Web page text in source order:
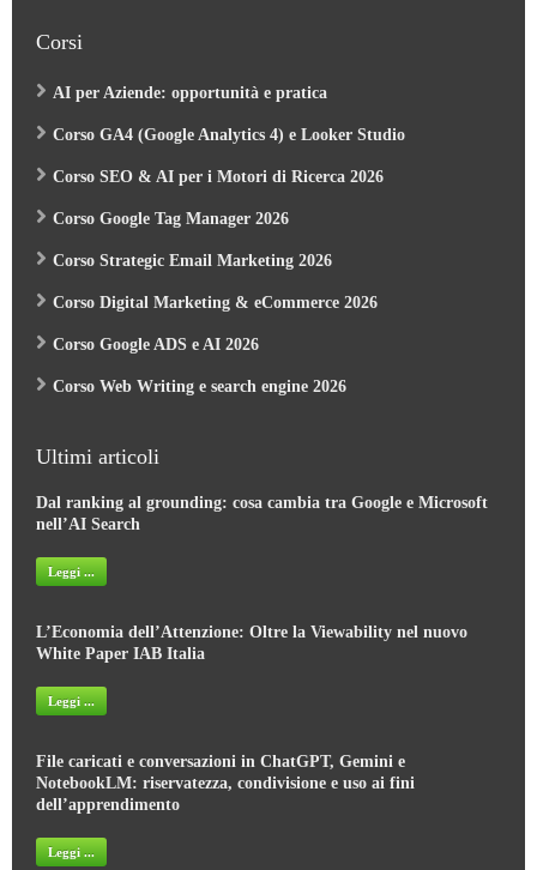
Corsi
AI per Aziende: opportunità e pratica
Corso GA4 (Google Analytics 4) e Looker Studio
Corso SEO & AI per i Motori di Ricerca 2026
Corso Google Tag Manager 2026
Corso Strategic Email Marketing 2026
Corso Digital Marketing & eCommerce 2026
Corso Google ADS e AI 2026
Corso Web Writing e search engine 2026
Ultimi articoli
Dal ranking al grounding: cosa cambia tra Google e Microsoft
nell’AI Search
Leggi ...
L’Economia dell’Attenzione: Oltre la Viewability nel nuovo
White Paper IAB Italia
Leggi ...
File caricati e conversazioni in ChatGPT, Gemini e
NotebookLM: riservatezza, condivisione e uso ai fini
dell’apprendimento
Leggi ...